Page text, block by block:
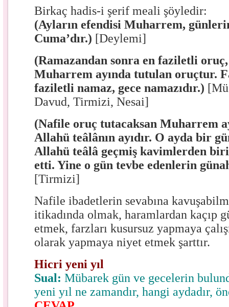
Birkaç hadis-i şerif meali şöyledir:
(Ayların efendisi Muharrem,
Cuma’dır.) [Deylemi]
(Ramazandan sonra en faziletli
Muharrem ayında tutulan oruçtur.
faziletli namaz, gece namazıdır.)
Davud, Tirmizi, Nesai]
(Nafile oruç tutacaksan Muharrem
Allahü teâlânın ayıdır. O ayda bir
Allahü teâlâ geçmiş kavimlerden
etti. Yine o gün tevbe edenlerin
[Tirmizi]
Nafile ibadetlerin sevabına
itikadında olmak, haramlardan kaçıp
etmek, farzları kusursuz yapmaya
olarak yapmaya niyet etmek şarttır.
Hicri yeni yıl
Sual:Mübarek gün ve gecelerin
yeni yıl ne zamandır, hangi aydadır,